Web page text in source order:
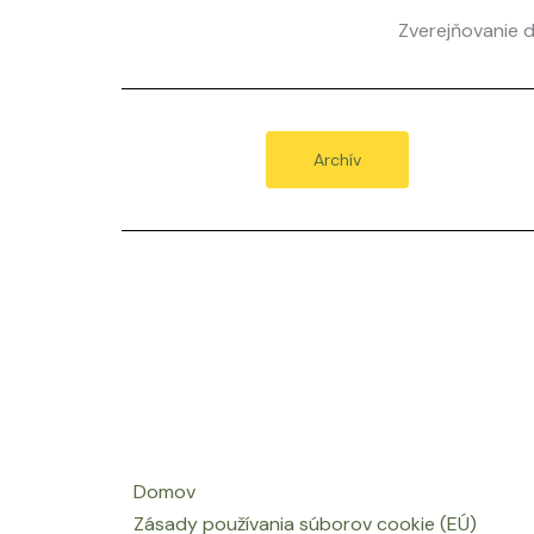
Zverejňovanie
Archív
Domov
Zásady používania súborov cookie (EÚ)